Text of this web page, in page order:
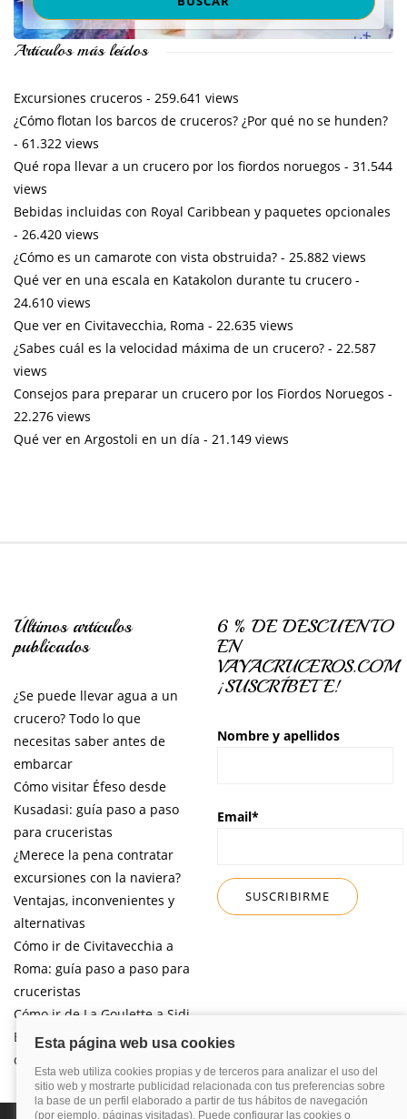
Artículos más leídos
Excursiones cruceros - 259.641 views
¿Cómo flotan los barcos de cruceros? ¿Por qué no se hunden?
- 61.322 views
Qué ropa llevar a un crucero por los fiordos noruegos - 31.544
views
Bebidas incluidas con Royal Caribbean y paquetes opcionales
- 26.420 views
¿Cómo es un camarote con vista obstruida? - 25.882 views
Qué ver en una escala en Katakolon durante tu crucero -
24.610 views
Que ver en Civitavecchia, Roma - 22.635 views
¿Sabes cuál es la velocidad máxima de un crucero? - 22.587
views
Consejos para preparar un crucero por los Fiordos Noruegos -
22.276 views
Qué ver en Argostoli en un día - 21.149 views
Últimos artículos
publicados
¿Se puede llevar agua a un
crucero? Todo lo que
necesitas saber antes de
embarcar
Cómo visitar Éfeso desde
Kusadasi: guía paso a paso
para cruceristas
¿Merece la pena contratar
excursiones con la naviera?
Ventajas, inconvenientes y
alternativas
Cómo ir de Civitavecchia a
Roma: guía paso a paso para
cruceristas
Cómo ir de La Goulette a Sidi
Bou Said por libre desde tu
crucero
6 % DE DESCUENTO
EN
VAYACRUCEROS.COM
¡SUSCRÍBETE!
Nombre y apellidos
Email*